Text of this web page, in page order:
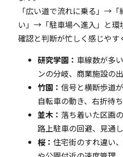
「広い道で流れに乗る」→
い」→「駐車場へ進入」と環
確認と判断が忙しく感じやす
研究学園： 車線数が多
ンの分岐、商業施設の
竹園：信号と横断歩道
自転車の動き、右折待
並木： 落ち着いた区画
路上駐車の回避、見通
桜：住宅街のすれ違い